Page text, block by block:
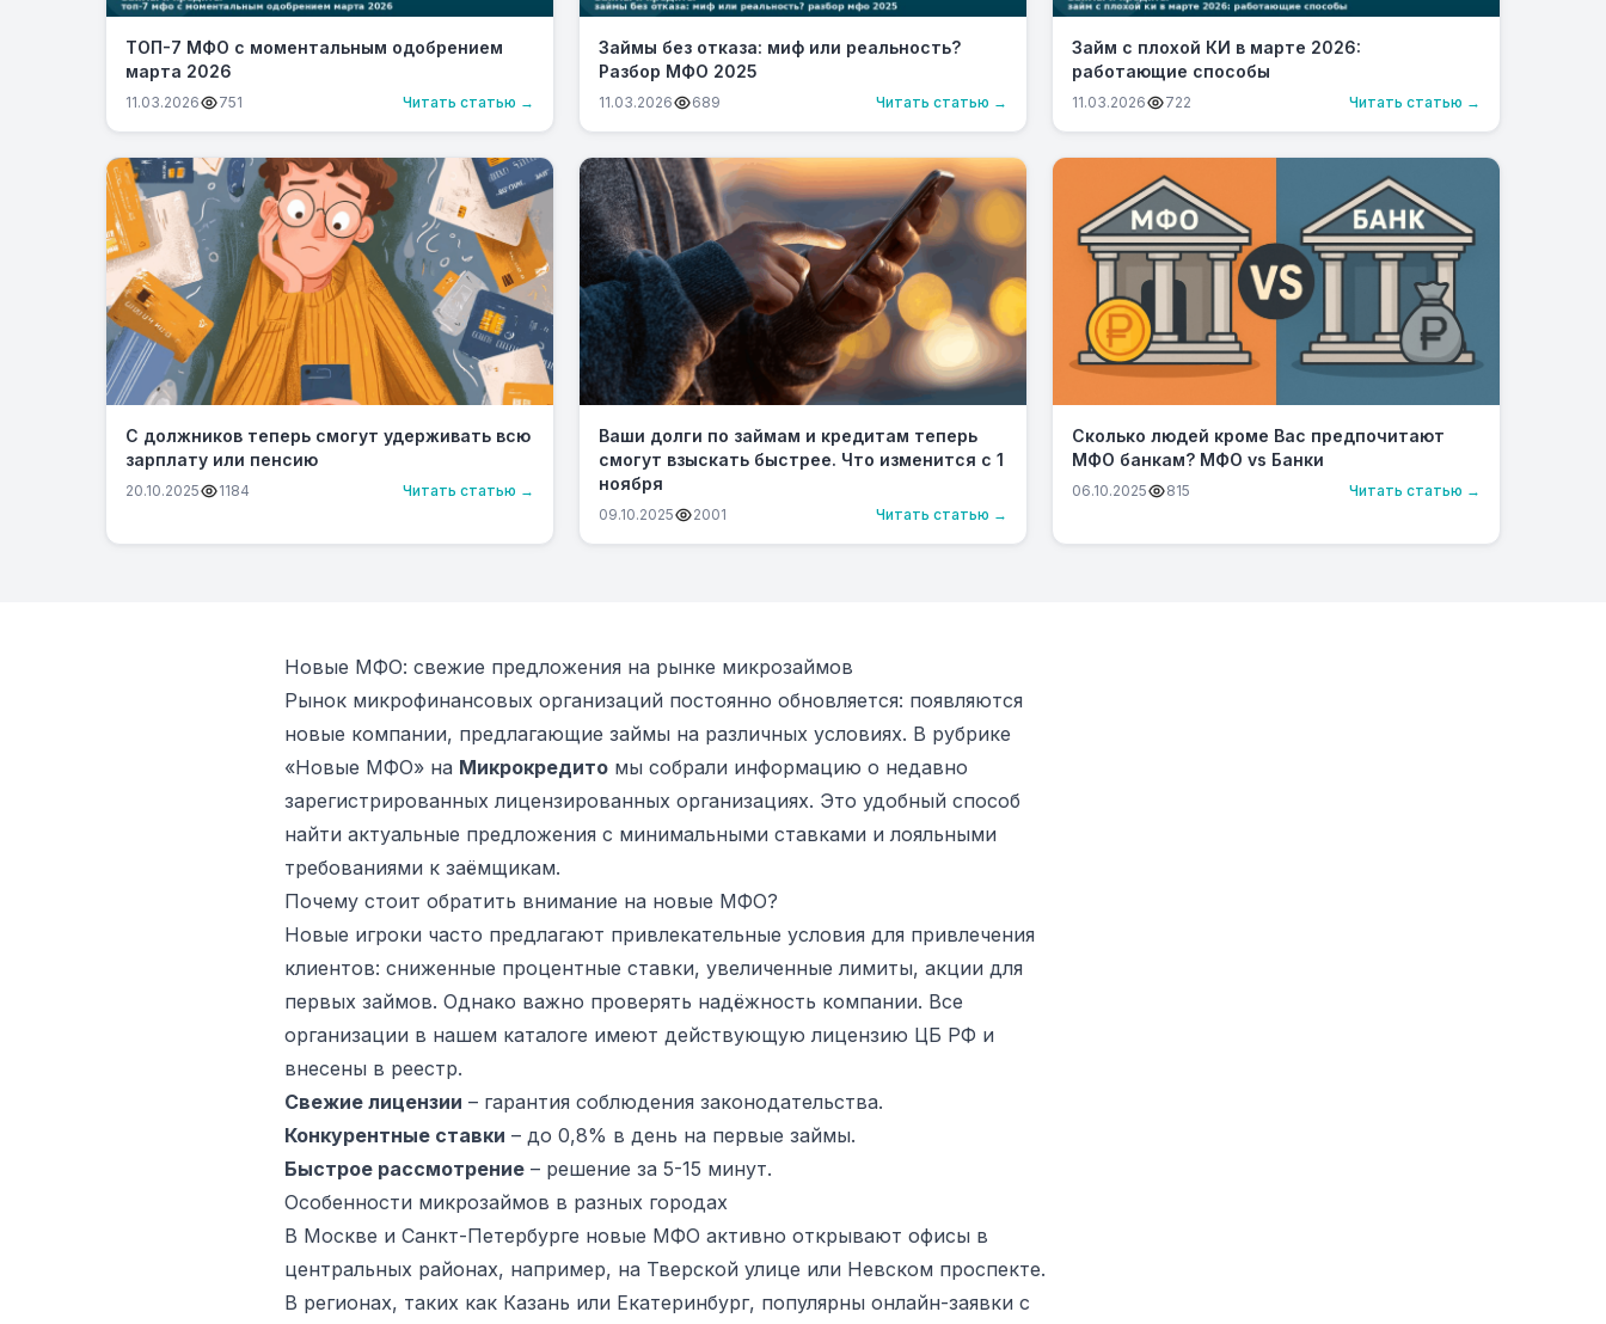
ТОП-7 МФО с моментальным одобрением
марта 2026
11.03.2026 751 Читать статью →
Займы без отказа: миф или реальность?
Разбор МФО 2025
11.03.2026 689 Читать статью →
Займ с плохой КИ в марте 2026:
работающие способы
11.03.2026 722 Читать статью →
С должников теперь смогут удерживать всю
зарплату или пенсию
20.10.2025 1184 Читать статью →
Ваши долги по займам и кредитам теперь
смогут взыскать быстрее. Что изменится с 1
ноября
09.10.2025 2001 Читать статью →
Сколько людей кроме Вас предпочитают
МФО банкам? МФО vs Банки
06.10.2025 815 Читать статью →
Новые МФО: свежие предложения на рынке микрозаймов
Рынок микрофинансовых организаций постоянно обновляется: появляются
новые компании, предлагающие займы на различных условиях. В рубрике
«Новые МФО» на Микрокредито мы собрали информацию о недавно
зарегистрированных лицензированных организациях. Это удобный способ
найти актуальные предложения с минимальными ставками и лояльными
требованиями к заёмщикам.
Почему стоит обратить внимание на новые МФО?
Новые игроки часто предлагают привлекательные условия для привлечения
клиентов: сниженные процентные ставки, увеличенные лимиты, акции для
первых займов. Однако важно проверять надёжность компании. Все
организации в нашем каталоге имеют действующую лицензию ЦБ РФ и
внесены в реестр.
Свежие лицензии – гарантия соблюдения законодательства.
Конкурентные ставки – до 0,8% в день на первые займы.
Быстрое рассмотрение – решение за 5-15 минут.
Особенности микрозаймов в разных городах
В Москве и Санкт-Петербурге новые МФО активно открывают офисы в
центральных районах, например, на Тверской улице или Невском проспекте.
В регионах, таких как Казань или Екатеринбург, популярны онлайн-заявки с